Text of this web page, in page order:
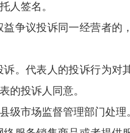
签名。
争议投诉同一经营者的
代表人的投诉行为对
的投诉人同意。
级市场监督管理部门处理